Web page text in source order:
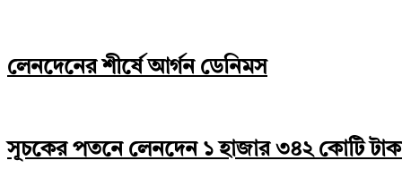
লেনদেনের শীর্ষে আর্গন ডেনিমস
সূচকের পতনে লেনদেন ১ হাজার ৩৪২ কোটি